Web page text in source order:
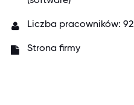
Liczba pracowników: 92
Strona firmy